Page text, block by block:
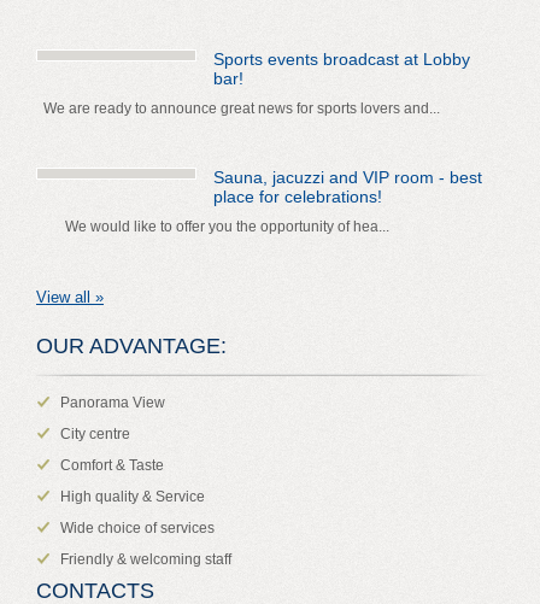
Sports events broadcast at Lobby
bar!
We are ready to announce great news for sports lovers and...
Sauna, jacuzzi and VIP room - best
place for celebrations!
We would like to offer you the opportunity of hea...
View all »
OUR ADVANTAGE:
Panorama View
City centre
Comfort & Taste
High quality & Service
Wide choice of services
Friendly & welcoming staff
CONTACTS